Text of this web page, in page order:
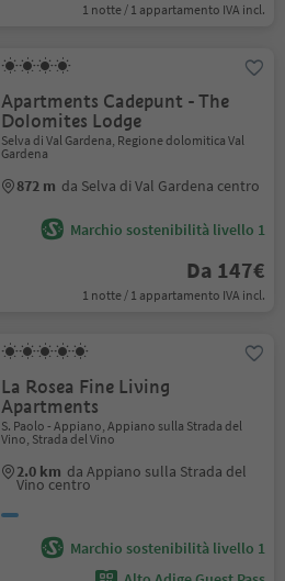
1 notte / 1 appartamento IVA incl.
Apartments Cadepunt - The
Dolomites Lodge
Selva di Val Gardena, Regione dolomitica Val
Gardena
872 m da Selva di Val Gardena centro
Marchio sostenibilità livello 1
Da 147€
1 notte / 1 appartamento IVA incl.
La Rosea Fine Living
Apartments
S. Paolo - Appiano, Appiano sulla Strada del
Vino, Strada del Vino
2.0 km da Appiano sulla Strada del
Vino centro
Marchio sostenibilità livello 1